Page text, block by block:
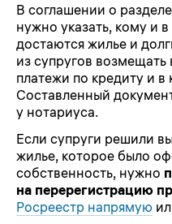
В соглашении о
нужно указать, кому и
достаются жилье и
из супругов
платежи по кредиту и в
Составленный
у нотариуса.
Если супруги решили
жилье, которое было
собственность, нужно
на перерегистрацию
Росреестр напрямую